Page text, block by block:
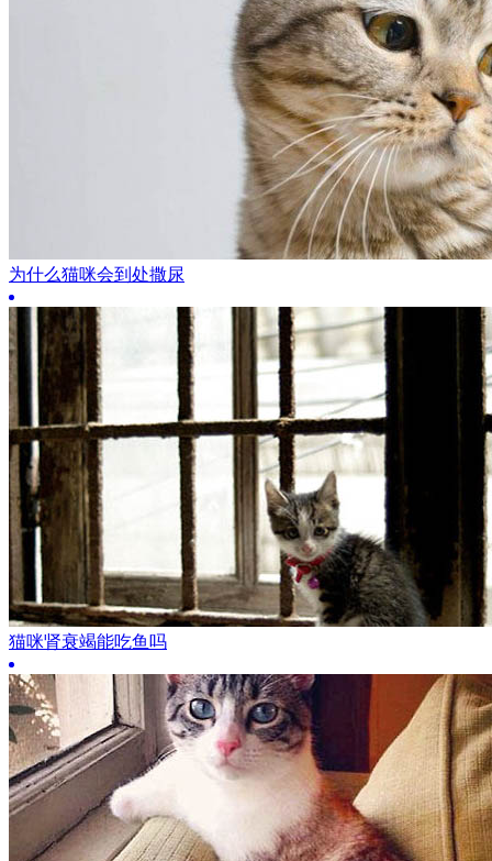
为什么猫咪会到处撒尿
猫咪肾衰竭能吃鱼吗